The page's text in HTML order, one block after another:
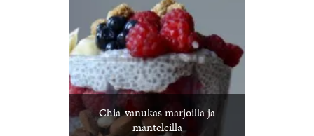
Chia-vanukas marjoilla ja
manteleilla